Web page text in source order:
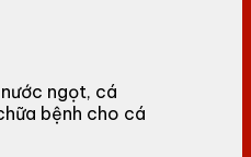
ngọt, cá
bệnh cho cá